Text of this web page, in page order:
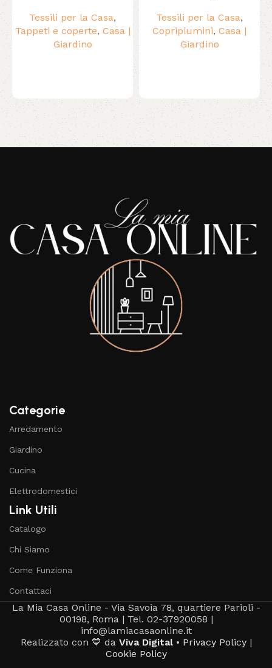
Tessili per la Casa,
Tappeti e coperte, Casa |
Giardino
Tessili per la Casa,
Copripiumini, Casa |
Giardino
Read More
Categorie
Arredamento
Giardino
Cucina
Elettrodomestici
Link Utili
Catalogo
Chi Siamo
Come Funziona
Contattaci
La Mia Casa Online - Via Savoia 78, quartiere Parioli -
00198, Roma | Tel. 02-37920058 |
info@lamiacasaonline.it
Realizzato con 💙 da Viva Digital• Privacy Policy|
Cookie Policy